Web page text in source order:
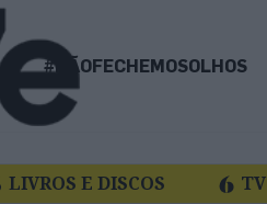
#NÃOFECHEMOSOLHOS
LIVROS E DISCOS TV